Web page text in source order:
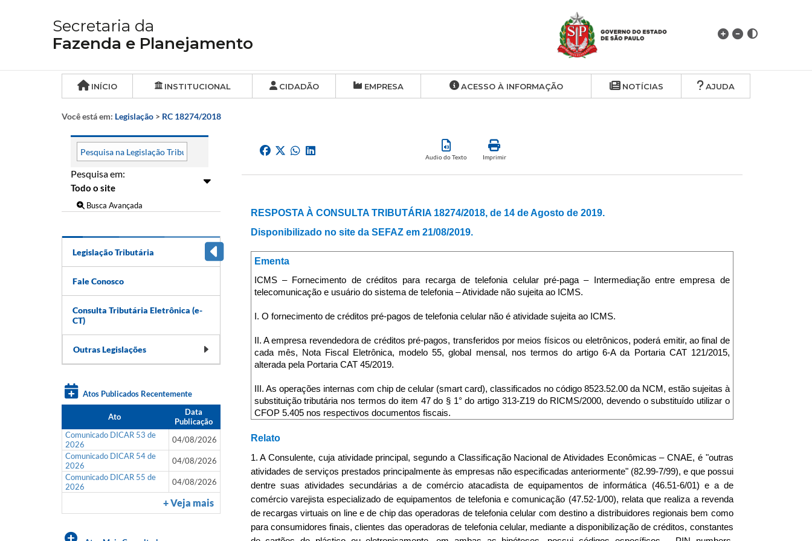
Secretaria da
Fazenda e Planejamento
INÍCIO INSTITUCIONAL CIDADÃO EMPRESA ACESSO À INFORMAÇÃO NOTÍCIAS AJUDA
Você está em: Legislação > RC 18274/2018
Pesquisa em:
Busca Avançada
Legislação Tributária
Fale Conosco
Consulta Tributária Eletrônica (e-
CT)
Outras Legislações
Atos Publicados Recentemente
Ato
Data
Publicação
Comunicado DICAR 53 de
2026
04/08/2026
Comunicado DICAR 54 de
2026
04/08/2026
Comunicado DICAR 55 de
2026
04/08/2026
+ Veja mais
Audio do Texto Imprimir
RESPOSTA À CONSULTA TRIBUTÁRIA 18274/2018, de 14 de Agosto de 2019.
Disponibilizado no site da SEFAZ em 21/08/2019.
Ementa
ICMS – Fornecimento de créditos para recarga de telefonia celular pré-paga – Intermediação entre empresa de
telecomunicação e usuário do sistema de telefonia – Atividade não sujeita ao ICMS.
I. O fornecimento de créditos pré-pagos de telefonia celular não é atividade sujeita ao ICMS.
II. A empresa revendedora de créditos pré-pagos, transferidos por meios físicos ou eletrônicos, poderá emitir, ao final de
cada mês, Nota Fiscal Eletrônica, modelo 55, global mensal, nos termos do artigo 6-A da Portaria CAT 121/2015,
alterada pela Portaria CAT 45/2019.
III. As operações internas com chip de celular (smart card), classificados no código 8523.52.00 da NCM, estão sujeitas à
substituição tributária nos termos do item 47 do § 1° do artigo 313-Z19 do RICMS/2000, devendo o substituído utilizar o
CFOP 5.405 nos respectivos documentos fiscais.
Relato
1. A Consulente, cuja atividade principal, segundo a Classificação Nacional de Atividades Econômicas – CNAE, é "outras
atividades de serviços prestados principalmente às empresas não especificadas anteriormente" (82.99-7/99), e que possui
dentre suas atividades secundárias a de comércio atacadista de equipamentos de informática (46.51-6/01) e a de
comércio varejista especializado de equipamentos de telefonia e comunicação (47.52-1/00), relata que realiza a revenda
de recargas virtuais on line e de chip das operadoras de telefonia celular com destino a distribuidores regionais bem como
para consumidores finais, clientes das operadoras de telefonia celular, mediante a disponibilização de créditos, constantes